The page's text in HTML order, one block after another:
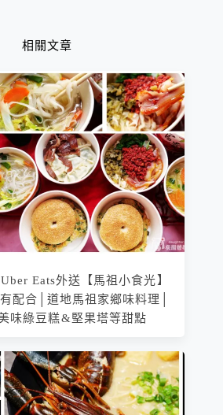
相關文章
Eats外送【馬祖小食光】
配合│道地馬祖家鄉味料理│
味綠豆糕&堅果塔等甜點